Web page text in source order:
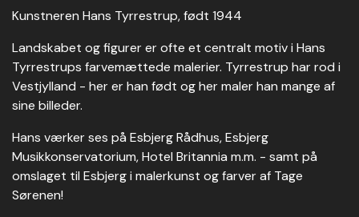
Kunstneren Hans Tyrrestrup, født 1944
Landskabet og figurer er ofte et centralt motiv i Hans
Tyrrestrups farvemættede malerier. Tyrrestrup har rod i
Vestjylland - her er han født og her maler han mange af
sine billeder.
Hans værker ses på Esbjerg Rådhus, Esbjerg
Musikkonservatorium, Hotel Britannia m.m. - samt på
omslaget til Esbjerg i malerkunst og farver af Tage
Sørenen!